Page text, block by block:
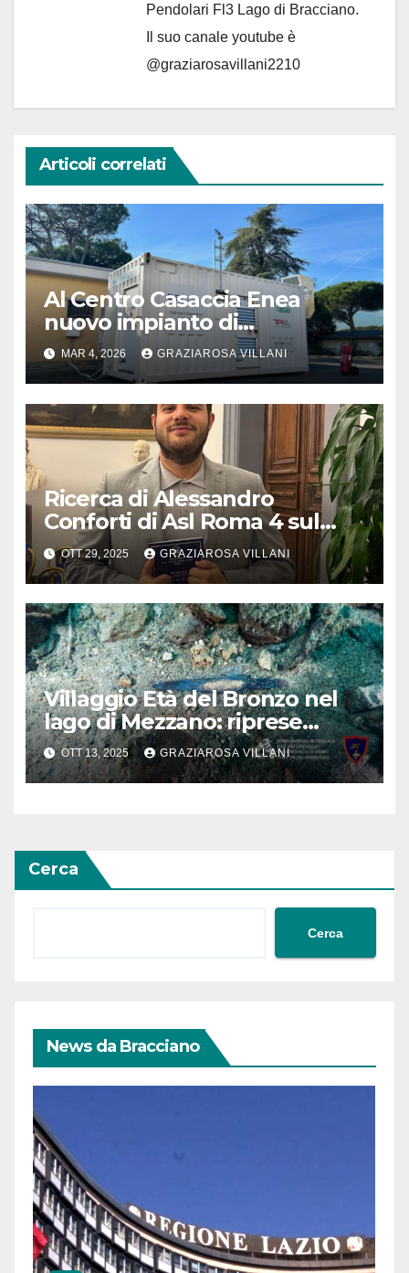
Pendolari Fl3 Lago di Bracciano.
Il suo canale youtube è
@graziarosavillani2210
Articoli correlati
Al Centro Casaccia Enea
nuovo impianto di
separazione idrogeno-
metano
MAR 4, 2026 GRAZIAROSA VILLANI
Ricerca di Alessandro
Conforti di Asl Roma 4 sul
Journal of Clinical Medicine
OTT 29, 2025 GRAZIAROSA VILLANI
Villaggio Età del Bronzo nel
lago di Mezzano: riprese
ricerche archeologiche
subacquee
OTT 13, 2025 GRAZIAROSA VILLANI
Cerca
Cerca
News da Bracciano